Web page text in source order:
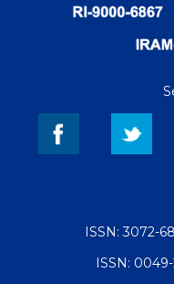
ISSN: 3072-
ISSN: